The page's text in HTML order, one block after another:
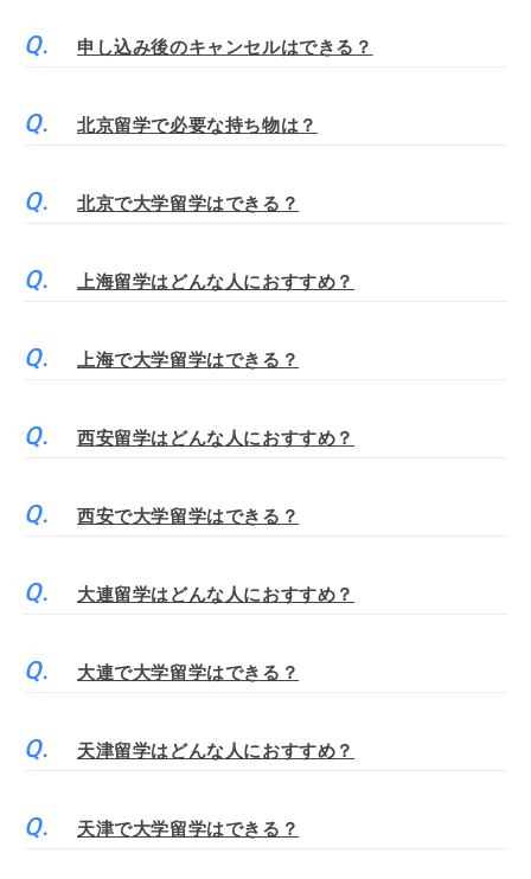
申し込み後のキャンセルはできる？
北京留学で必要な持ち物は？
北京で大学留学はできる？
上海留学はどんな人におすすめ？
上海で大学留学はできる？
西安留学はどんな人におすすめ？
西安で大学留学はできる？
大連留学はどんな人におすすめ？
大連で大学留学はできる？
天津留学はどんな人におすすめ？
天津で大学留学はできる？